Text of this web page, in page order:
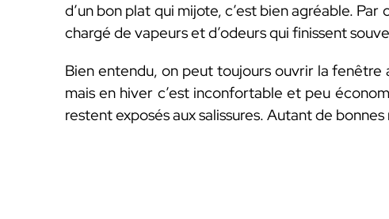
d’un bon plat qui mijote, c’est bien agréable.
chargé de vapeurs et d’odeurs qui finissent
Bien entendu, on peut toujours ouvrir la
mais en hiver c’est inconfortable et peu
restent exposés aux salissures. Autant de